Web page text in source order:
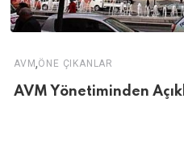
AVM,ÖNE ÇIKANLAR
AVM Yönetiminden